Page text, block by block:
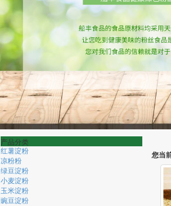
产品分类
红薯淀粉
凉粉粉
绿豆淀粉
小麦淀粉
玉米淀粉
豌豆淀粉
您当